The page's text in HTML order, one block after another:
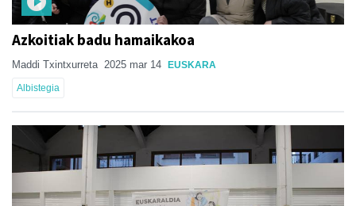
Azkoitiak badu hamaikakoa
Maddi Txintxurreta 2025 mar 14 EUSKARA
Albistegia